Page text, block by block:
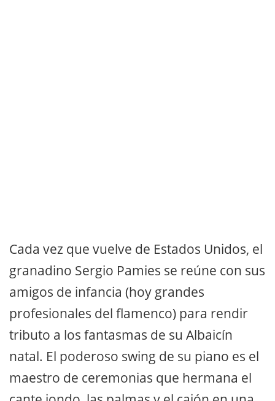
Cada vez que vuelve de Estados Unidos, el
granadino Sergio Pamies se reúne con sus
amigos de infancia (hoy grandes
profesionales del flamenco) para rendir
tributo a los fantasmas de su Albaicín
natal. El poderoso swing de su piano es el
maestro de ceremonias que hermana el